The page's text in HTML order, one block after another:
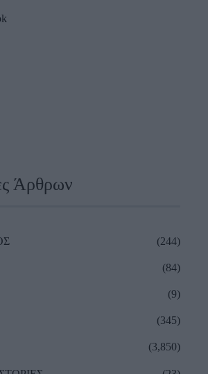
Άρθρων
(244)
(84)
(9)
(345)
(3,850)